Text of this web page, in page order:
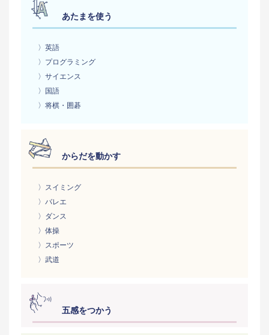
あたまを使う
〉英語
〉プログラミング
〉サイエンス
〉国語
〉将棋・囲碁
からだを動かす
〉スイミング
〉バレエ
〉ダンス
〉体操
〉スポーツ
〉武道
五感をつかう